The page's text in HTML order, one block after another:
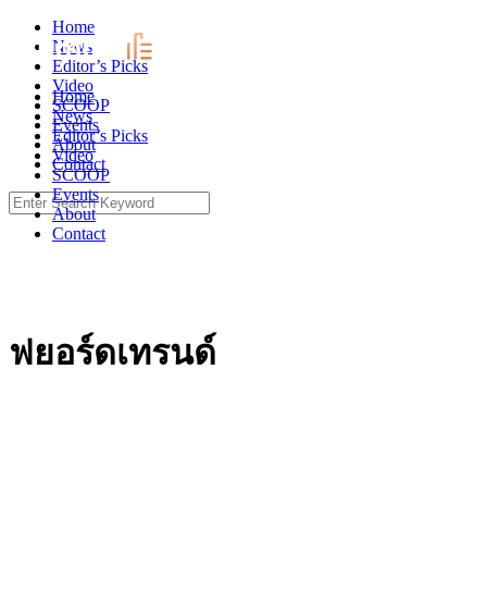
Skip
content
Home
News
Editor’s Picks
Video
SCOOP
Events
About
Contact
Home
News
Editor’s Picks
Video
SCOOP
Events
About
Contact
Search
for:
ฟยอร์ดเทรนด์